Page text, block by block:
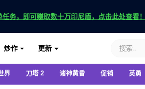
任务，即可赚取数十万印尼盾，点击此处查看！
炒作 更新
界 刀塔 2 诸神黄昏 促销 英勇